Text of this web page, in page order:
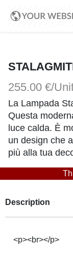
255.00 €/
La Lampada
Questa
luce calda. È
un design che
più alla tua
Description
<p><br></p>